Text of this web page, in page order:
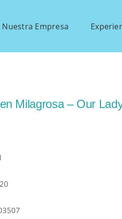
Nuestra Empresa
Milagrosa – Our